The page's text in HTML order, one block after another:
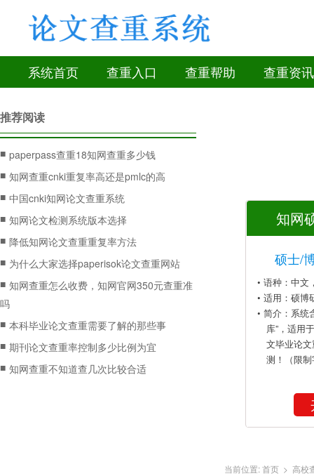
系统首页 查重入口 查重帮助 查重资讯
推荐阅读
■ paperpass查重18知网查重多少钱
■ 知网查重cnki重复率高还是pmlc的高
■ 中国cnki知网论文查重系统
■ 知网论文检测系统版本选择
■ 降低知网论文查重重复率方法
■ 为什么大家选择paperisok论文查重网站
■ 知网查重怎么收费，知网官网350元查重准
吗
■ 本科毕业论文查重需要了解的那些事
■ 期刊论文查重率控制多少比例为宜
■ 知网查重不知道查几次比较合适
知网
硕士/
• 语种：中文
• 适用：硕博
• 简介：系统
库”，适用
文毕业论
测！（限
当前位置:首页 > 高校